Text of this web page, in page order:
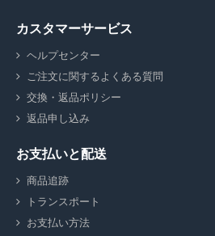
カスタマーサービス
ヘルプセンター
ご注文に関するよくある質問
交換・返品ポリシー
返品申し込み
お支払いと配送
商品追跡
トランスポート
お支払い方法